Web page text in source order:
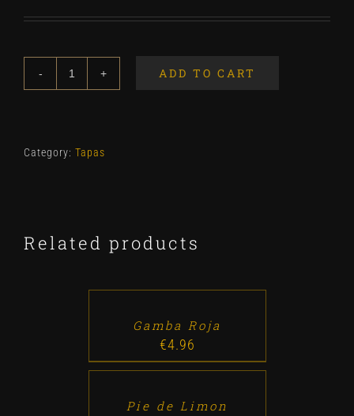
quantity
ADD TO CART
Category: Tapas
Related products
CART
DETALLESGamba Roja
€4.96
TO
CART
DETALLESPie de Limon